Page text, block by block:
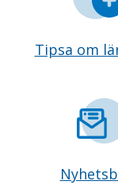
Tipsa om